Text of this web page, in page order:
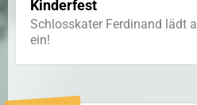
Kinderfest
Schlosskater Ferdinand lädt
ein!